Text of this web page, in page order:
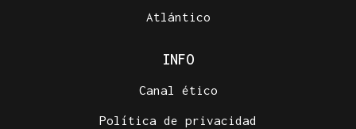
Atlántico
INFO
Canal ético
Política de privacidad